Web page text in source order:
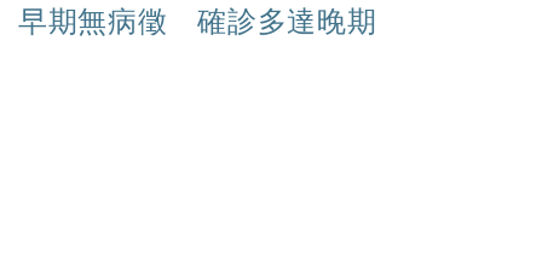
早期無病徵 確診多達晚期